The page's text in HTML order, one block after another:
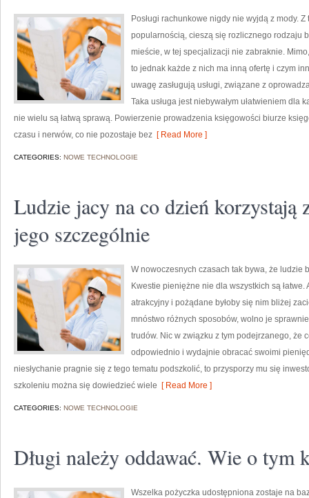
Posługi rachunkowe nigdy nie wyjdą z mody.
popularnością, cieszą się rozlicznego rodzaju
mieście, w tej specjalizacji nie zabraknie.
to jednak każde z nich ma inną ofertę i czym
uwagę zasługują usługi, związane z
Taka usługa jest niebywałym ułatwieniem dla
nie wielu są łatwą sprawą. Powierzenie prowadzenia księgowości biurze
czasu i nerwów, co nie pozostaje bez [ Read More ]
CATEGORIES: NOWE TECHNOLOGIE
Ludzie jacy na co dzień korzystają
jego szczególnie
W nowoczesnych czasach tak bywa, że ludzie
Kwestie pieniężne nie dla wszystkich są
atrakcyjny i pożądane byłoby się nim bliżej
mnóstwo różnych sposobów, wolno je
trudów. Nic w związku z tym podejrzanego, że
odpowiednio i wydajnie obracać swoimi
niesłychanie pragnie się z tego tematu podszkolić, to przysporzy mu się
szkoleniu można się dowiedzieć wiele [ Read More ]
CATEGORIES: NOWE TECHNOLOGIE
Długi należy oddawać. Wie o tym
Wszelka pożyczka udostępniona zostaje na